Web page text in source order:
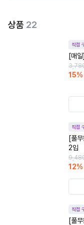
상품 22
직접
[매
15%
직접
[풀
2입
12%
직접
[풀